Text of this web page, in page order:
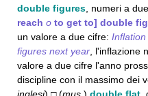
double figures , numeri a
reach o to get to] double
un valore a due cifre:
figures next year , l'inflazione
valore a due cifre l'anno
discipline con il massimo dei